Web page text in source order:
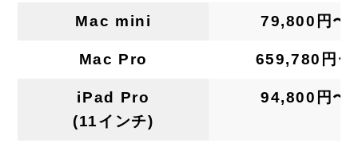
Mac mini 79,800円〜
Mac Pro 659,780円〜
iPad Pro
(11インチ)
94,800円〜